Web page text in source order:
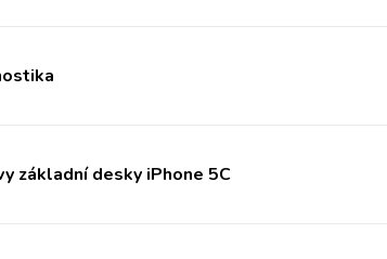
základní desky iPhone 5C